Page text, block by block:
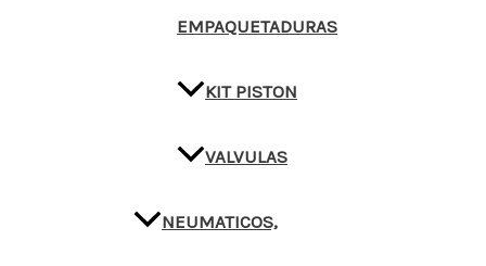
EMPAQUETADURAS
KIT PISTON
VALVULAS
NEUMATICOS,